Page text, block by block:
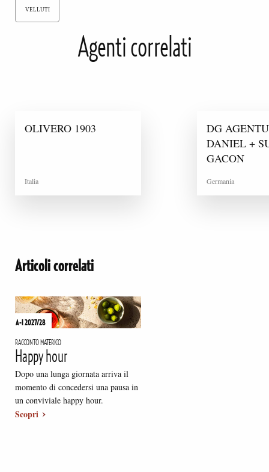
VELLUTI
Agenti correlati
OLIVERO 1903
Italia
DG
DANIEL +
GACON
Germania
Articoli correlati
A-I 2027/28
Happy hour
RACCONTO MATERICO
Dopo una lunga giornata arriva il
momento di concedersi una pausa in
un conviviale happy hour.
Scopri